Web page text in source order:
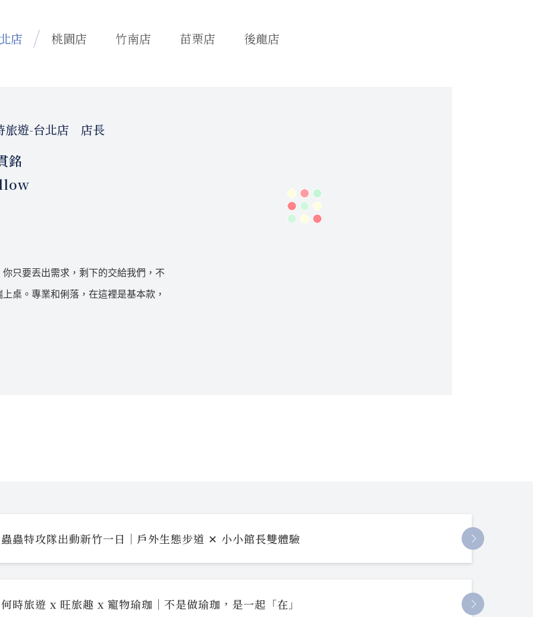
店 桃園店 竹南店 苗栗店 後龍店
旅遊-台北店 店長
銘
只要丟出需求，剩下的交給我們，不
桌。專業和俐落，在這裡是基本款，
蟲特攻隊出動新竹一日｜戶外生態步道 ✕ 小小館長雙體驗
時旅遊 x 旺旅趣 x 寵物瑜珈｜不是做瑜珈，是一起「在」